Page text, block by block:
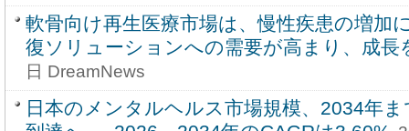
軟骨向け再生医療市場は、慢性疾患の増加
復ソリューションへの需要が高まり、成長
日 DreamNews
日本のメンタルヘルス市場規模、2034年